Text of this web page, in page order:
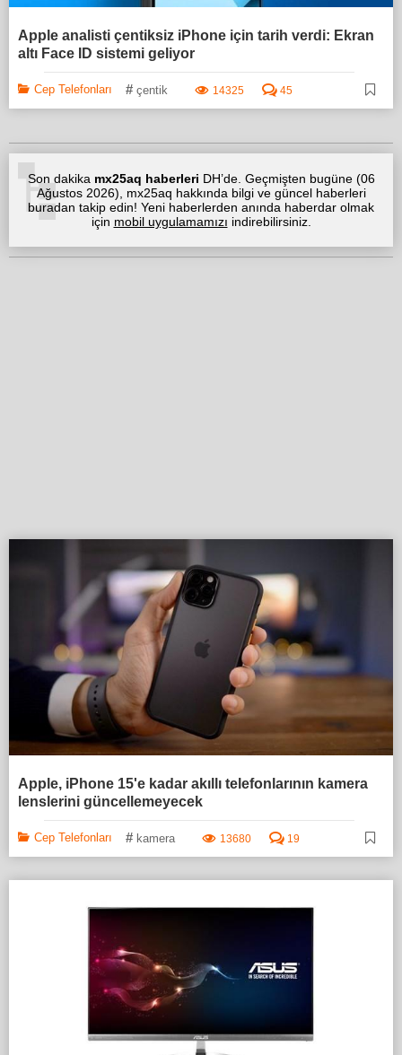
Apple analisti çentiksiz iPhone için tarih verdi: Ekran
altı Face ID sistemi geliyor
Cep Telefonları # çentik 14325 45
Son dakika mx25aq haberleri DH’de. Geçmişten bugüne (06
Ağustos 2026), mx25aq hakkında bilgi ve güncel haberleri
buradan takip edin! Yeni haberlerden anında haberdar olmak
için mobil uygulamamızı indirebilirsiniz.
Apple, iPhone 15'e kadar akıllı telefonlarının kamera
lenslerini güncellemeyecek
Cep Telefonları # kamera 13680 19